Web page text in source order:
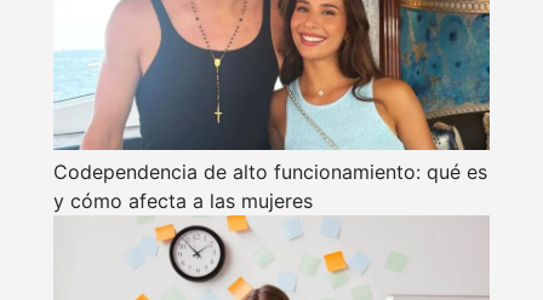
Codependencia de alto funcionamiento: qué es
y cómo afecta a las mujeres